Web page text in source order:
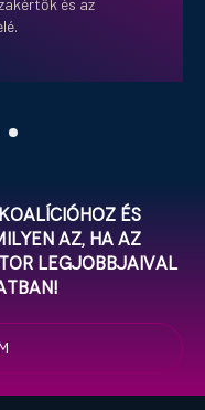
és
az, ha az
legjobbjaival